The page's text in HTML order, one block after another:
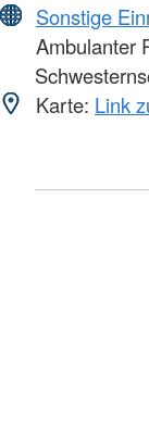
Sonstige
Ambulanter
Karte: Link